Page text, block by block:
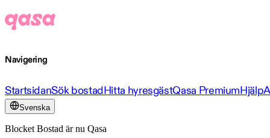
Navigering
StartsidanSök bostadHitta hyresgästQasa PremiumHjälp
Svenska
Blocket Bostad är nu Qasa